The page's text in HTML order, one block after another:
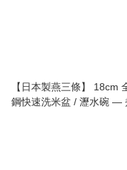
【日本製燕三條】 18cm
鋼快速洗米盆 / 瀝水碗 —